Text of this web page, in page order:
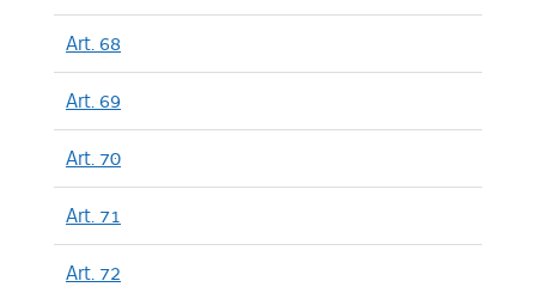
Art. 68
Art. 69
Art. 70
Art. 71
Art. 72